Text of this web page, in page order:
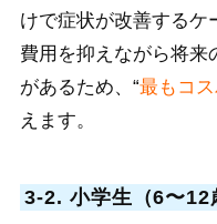
けで症状が改善するケ
費用を抑えながら将来
があるため、“最もコ
えます。
3-2. 小学生（6〜12